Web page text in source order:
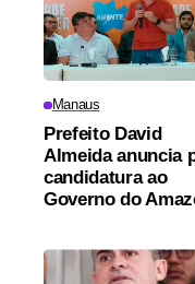
Manaus
Prefeito David
Almeida anuncia
candidatura ao
Governo do